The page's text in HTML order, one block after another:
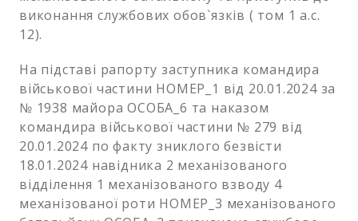
виконання службових обов`язків ( том 1 а.с.
12).
На підставі рапорту заступника командира
військової частини НОМЕР_1 від 20.01.2024 за
№ 1938 майора ОСОБА_6 та наказом
командира військової частини № 279 від
20.01.2024 по факту зниклого безвісти
18.01.2024 навідника 2 механізованого
відділення 1 механізованого взводу 4
механізованої роти НОМЕР_3 механізованого